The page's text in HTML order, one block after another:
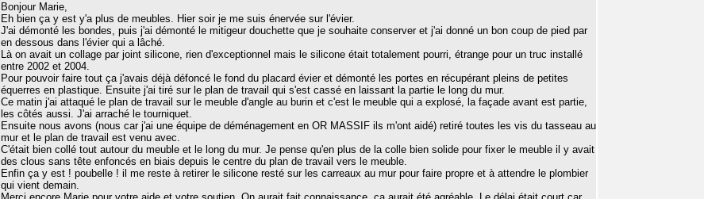
Bonjour Marie,
Eh bien ça y est y'a plus de meubles. Hier soir je me suis énervée sur l'évier.
J'ai démonté les bondes, puis j'ai démonté le mitigeur douchette que je souhaite conserver et j'ai donné un bon coup de pied par
en dessous dans l'évier qui a lâché.
Là on avait un collage par joint silicone, rien d'exceptionnel mais le silicone était totalement pourri, étrange pour un truc installé
entre 2002 et 2004.
Pour pouvoir faire tout ça j'avais déjà défoncé le fond du placard évier et démonté les portes en récupérant pleins de petites
équerres en plastique. Ensuite j'ai tiré sur le plan de travail qui s'est cassé en laissant la partie le long du mur.
Ce matin j'ai attaqué le plan de travail sur le meuble d'angle au burin et c'est le meuble qui a explosé, la façade avant est partie,
les côtés aussi. J'ai arraché le tourniquet.
Ensuite nous avons (nous car j'ai une équipe de déménagement en OR MASSIF ils m'ont aidé) retiré toutes les vis du tasseau au
mur et le plan de travail est venu avec.
C'était bien collé tout autour du meuble et le long du mur. Je pense qu'en plus de la colle bien solide pour fixer le meuble il y avait
des clous sans tête enfoncés en biais depuis le centre du plan de travail vers le meuble.
Enfin ça y est ! poubelle ! il me reste à retirer le silicone resté sur les carreaux au mur pour faire propre et à attendre le plombier
qui vient demain.